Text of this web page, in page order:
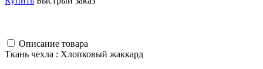
Описание товара
Ткань чехла : Хлопковый жаккард